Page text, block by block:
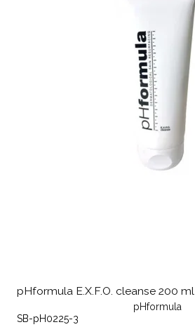
pHformula E.X.F.O. cleanse 200 ml
pHformula
SB-pH0225-3